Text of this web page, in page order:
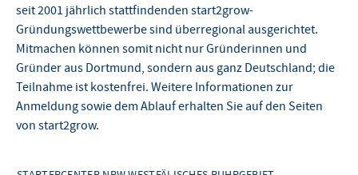
seit 2001 jährlich stattfindenden start2grow-
Gründungswettbewerbe sind überregional ausgerichtet.
Mitmachen können somit nicht nur Gründerinnen und
Gründer aus Dortmund, sondern aus ganz Deutschland; die
Teilnahme ist kostenfrei. Weitere Informationen zur
Anmeldung sowie dem Ablauf erhalten Sie auf den Seiten
von start2grow.